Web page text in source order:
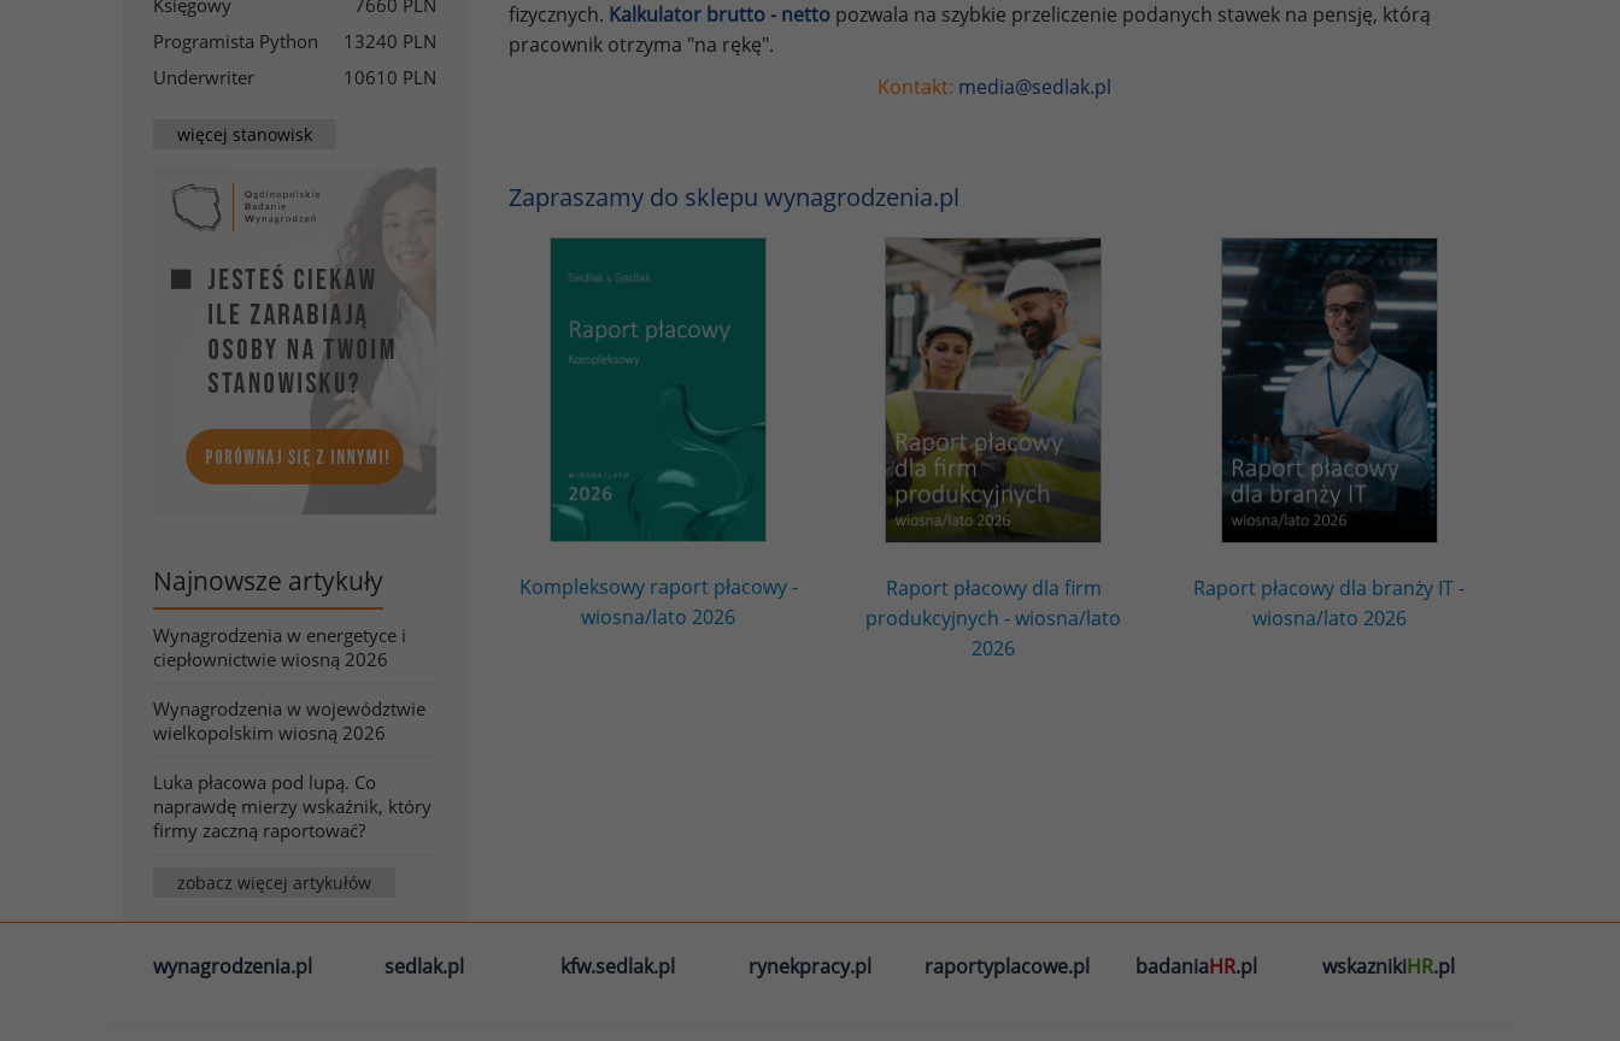
Księgowy
7660 PLN
Programista Python
13240 PLN
Underwriter
10610 PLN
więcej stanowisk
Najnowsze artykuły
Wynagrodzenia w energetyce i
ciepłownictwie wiosną 2026
Wynagrodzenia w województwie
wielkopolskim wiosną 2026
Luka płacowa pod lupą. Co
naprawdę mierzy wskaźnik, który
firmy zaczną raportować?
zobacz więcej artykułów
fizycznych. Kalkulator brutto - netto pozwala na szybkie przeliczenie podanych stawek na pensję, którą
pracownik otrzyma "na rękę".
Kontakt: media@sedlak.pl
Zapraszamy do sklepu wynagrodzenia.pl
Kompleksowy raport płacowy -
wiosna/lato 2026
Raport płacowy dla firm
produkcyjnych - wiosna/lato
2026
Raport płacowy dla branży IT -
wiosna/lato 2026
wynagrodzenia.pl sedlak.pl kfw.sedlak.pl rynekpracy.pl raportyplacowe.pl badaniaHR.pl wskaznikiHR.pl